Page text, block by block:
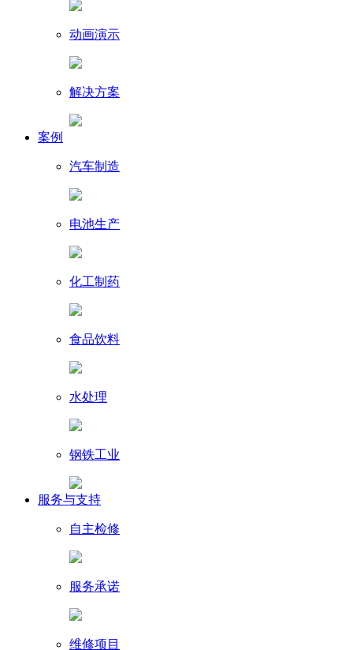
动画演示
解决方案
案例
汽车制造
电池生产
化工制药
食品饮料
水处理
钢铁工业
服务与支持
自主检修
服务承诺
维修项目